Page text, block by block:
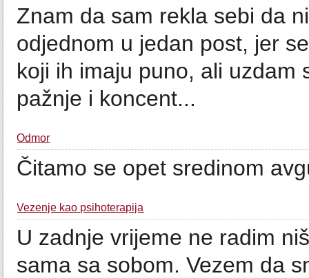
Znam da sam rekla sebi da
odjednom u jedan post, jer
koji ih imaju puno, ali uzdam
pažnje i koncent...
Odmor
Čitamo se opet sredinom
Vezenje kao psihoterapija
U zadnje vrijeme ne radim
sama sa sobom. Vezem da